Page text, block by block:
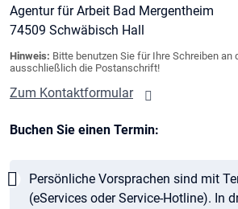
Agentur für Arbeit Bad Mergentheim
74509 Schwäbisch Hall
Hinweis: Bitte benutzen Sie für Ihre Schreiben an
ausschließlich die Postanschrift!
Zum Kontaktformular
Buchen Sie einen Termin:
Persönliche Vorsprachen sind mit
(eServices oder Service-Hotline). In